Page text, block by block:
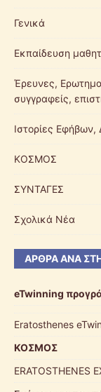
Γενικά
Εκπαίδευση
Έρευνες,
συγγραφείς,
Ιστορίες Εφήβων,
ΚΟΣΜΟΣ
ΣΥΝΤΑΓΕΣ
Σχολικά Νέα
ΆΡΘΡΑ ΑΝΆ
eTwinning
Eratosthenes
ΚΟΣΜΟΣ
ERATOSTHENES